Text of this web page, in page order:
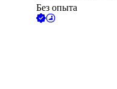
Без опыта